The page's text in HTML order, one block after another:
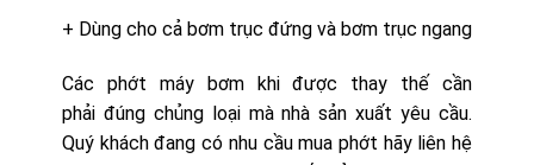
+ Dùng cho cả bơm trục đứng và bơm trục ngang
Các phớt máy bơm khi được thay thế cần
phải đúng chủng loại mà nhà sản xuất yêu cầu.
Quý khách đang có nhu cầu mua phớt hãy liên hệ